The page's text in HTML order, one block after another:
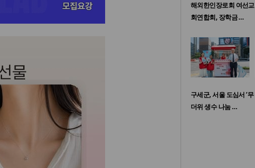
해외한인장로회 여선교
회연합회, 장학금 …
구세군, 서울 도심서 ‘무
더위 생수 나눔 …